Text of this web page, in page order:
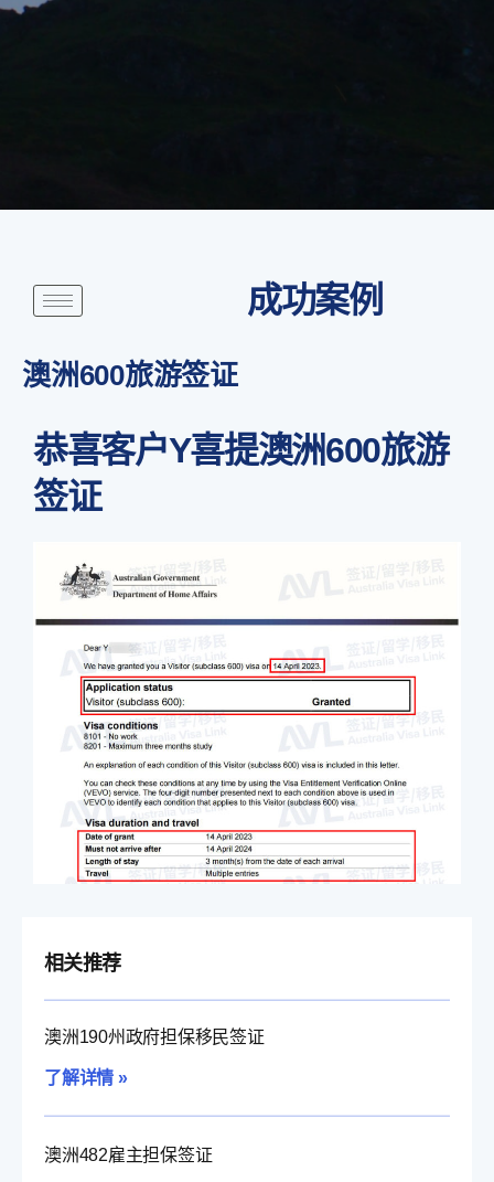
成功案例
澳洲600旅游签证
恭喜客户Y喜提澳洲600旅游
签证
相关推荐
澳洲190州政府担保移民签证
了解详情 »
澳洲482雇主担保签证